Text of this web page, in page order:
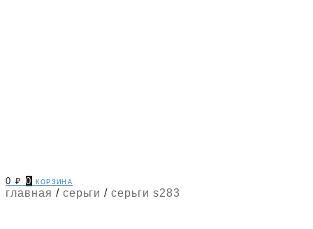
0₽ 0 корзина
главная / серьги /серьги s283